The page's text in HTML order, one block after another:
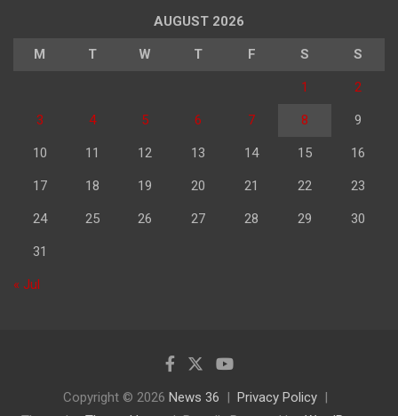
AUGUST 2026
M T W T F S S
1 2
3 4 5 6 7 8 9
10 11 12 13 14 15 16
17 18 19 20 21 22 23
24 25 26 27 28 29 30
31
« Jul
Copyright © 2026 News 36
Privacy Policy